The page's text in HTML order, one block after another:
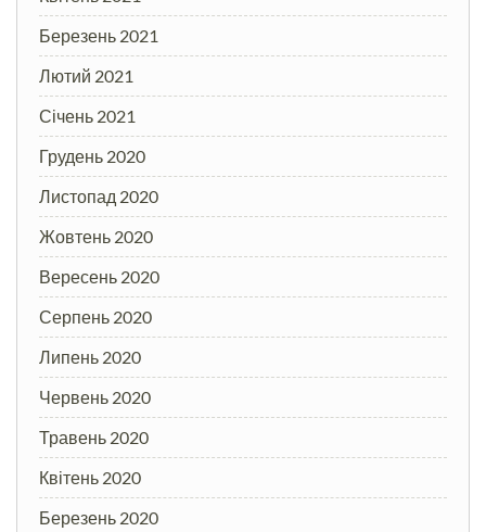
Березень 2021
Лютий 2021
Січень 2021
Грудень 2020
Листопад 2020
Жовтень 2020
Вересень 2020
Серпень 2020
Липень 2020
Червень 2020
Травень 2020
Квітень 2020
Березень 2020